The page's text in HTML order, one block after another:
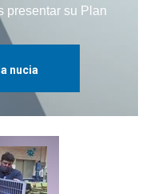
presentar su Plan
la nucia